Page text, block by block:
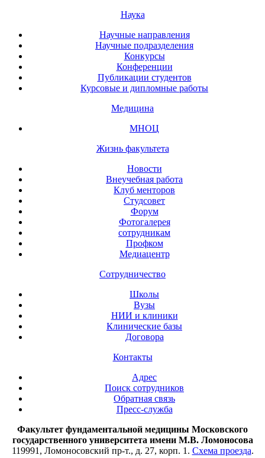
Наука
Научные направления
Научные подразделения
Конкурсы
Конференции
Публикации студентов
Курсовые и дипломные работы
Медицина
МНОЦ
Жизнь факультета
Новости
Внеучебная работа
Клуб менторов
Студсовет
Форум
Фотогалерея
сотрудникам
Профком
Медиацентр
Сотрудничество
Школы
Вузы
НИИ и клиники
Клинические базы
Договора
Контакты
Адрес
Поиск сотрудников
Обратная связь
Пресс-служба
Факультет фундаментальной медицины Московского
государственного университета имени М.В. Ломоносова
119991, Ломоносовский пр-т., д. 27, корп. 1. Схема проезда.